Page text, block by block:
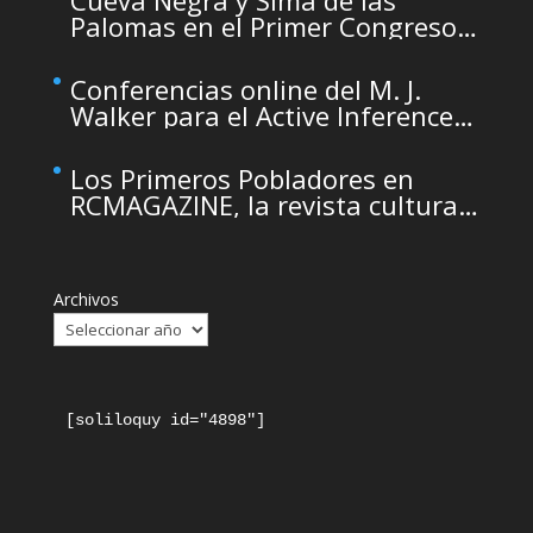
Palomas en el Primer Congreso
Murcia organizado por el CDL
Conferencias online del M. J.
Walker para el Active Inference
Los Primeros Pobladores en
RCMAGAZINE, la revista cultural
Archivos
[soliloquy id="4898"]